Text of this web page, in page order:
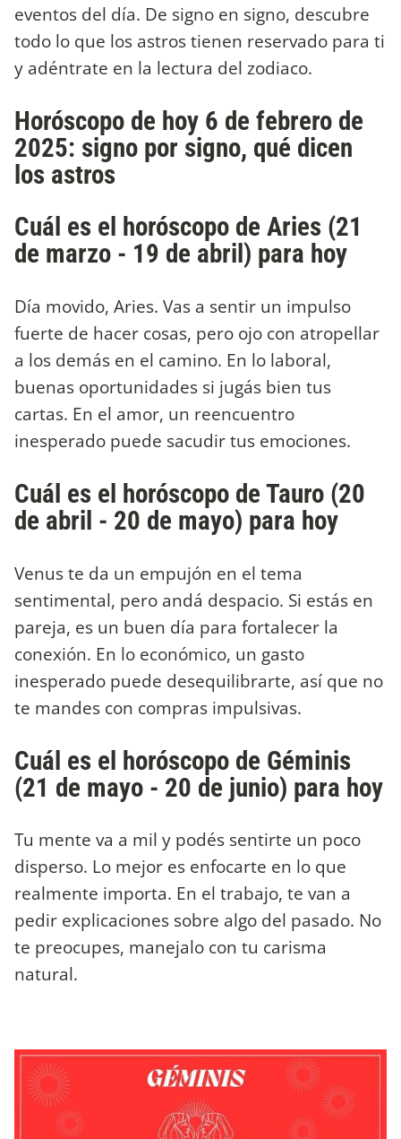
eventos del día. De signo en signo, descubre
todo lo que los astros tienen reservado para ti
y adéntrate en la lectura del zodiaco.
Horóscopo de hoy 6 de febrero de
2025: signo por signo, qué dicen
los astros
Cuál es el horóscopo de Aries (21
de marzo - 19 de abril) para hoy
Día movido, Aries. Vas a sentir un impulso
fuerte de hacer cosas, pero ojo con atropellar
a los demás en el camino. En lo laboral,
buenas oportunidades si jugás bien tus
cartas. En el amor, un reencuentro
inesperado puede sacudir tus emociones.
Cuál es el horóscopo de Tauro (20
de abril - 20 de mayo) para hoy
Venus te da un empujón en el tema
sentimental, pero andá despacio. Si estás en
pareja, es un buen día para fortalecer la
conexión. En lo económico, un gasto
inesperado puede desequilibrarte, así que no
te mandes con compras impulsivas.
Cuál es el horóscopo de Géminis
(21 de mayo - 20 de junio) para hoy
Tu mente va a mil y podés sentirte un poco
disperso. Lo mejor es enfocarte en lo que
realmente importa. En el trabajo, te van a
pedir explicaciones sobre algo del pasado. No
te preocupes, manejalo con tu carisma
natural.